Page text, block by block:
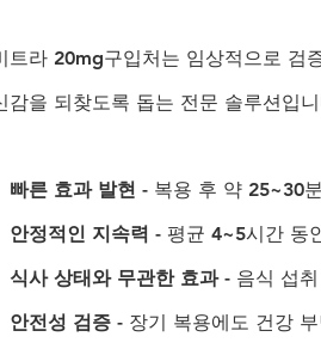
트라 20mg구입처는 임상적으로 검
감을 되찾도록 돕는 전문 솔루션입
빠른 효과 발현 - 복용 후 약 25~30
안정적인 지속력 - 평균 4~5시간 동
식사 상태와 무관한 효과 - 음식 섭취
안전성 검증 - 장기 복용에도 건강